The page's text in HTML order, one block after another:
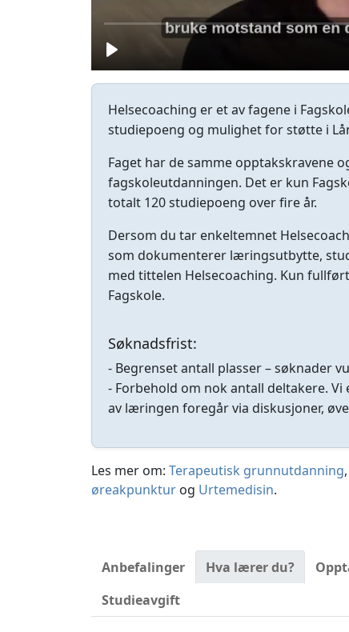
Helsecoaching er et av fagene i
studiepoeng og mulighet for støtte i
Faget har de samme opptakskravene
fagskoleutdanningen. Det er kun
totalt 120 studiepoeng over fire år.
Dersom du tar enkeltemnet
som dokumenterer læringsutbytte,
med tittelen Helsecoaching. Kun
Fagskole.
Søknadsfrist:
- Begrenset antall plasser – søknader
- Forbehold om nok antall deltakere.
av læringen foregår via diskusjoner,
Les mer om: Terapeutisk grunnutdanning,
øreakpunktur og Urtemedisin.
Anbefalinger Hva lærer du?
Studieavgift